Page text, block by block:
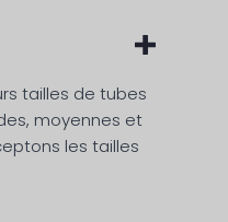
tailles de tubes
moyennes et
les tailles